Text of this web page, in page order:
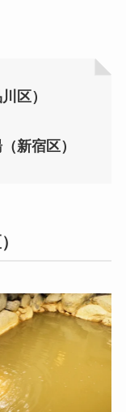
区）
新宿区）